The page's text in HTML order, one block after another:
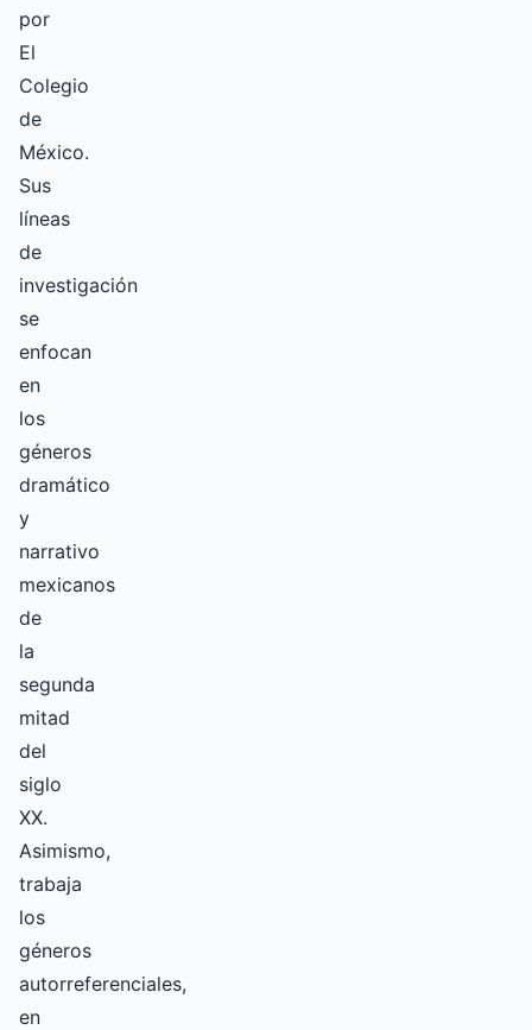
por
El
Colegio
de
México.
Sus
líneas
de
investigación
se
enfocan
en
los
géneros
dramático
y
narrativo
mexicanos
de
la
segunda
mitad
del
siglo
XX.
Asimismo,
trabaja
los
géneros
autorreferenciales,
en